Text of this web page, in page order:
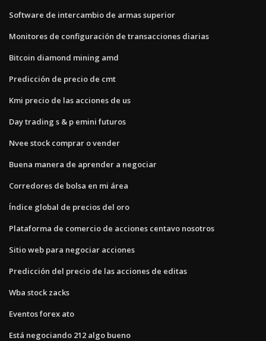
Software de intercambio de armas superior
Monitores de configuración de transacciones diarias
Bitcoin diamond mining amd
Predicción de precio de cmt
Kmi precio de las acciones de us
Day trading s & p emini futuros
Nvee stock comprar o vender
Buena manera de aprender a negociar
Corredores de bolsa en mi área
Índice global de precios del oro
Plataforma de comercio de acciones centavo nosotros
Sitio web para negociar acciones
Predicción del precio de las acciones de editas
Wba stock zacks
Eventos forex ato
Está negociando 212 algo bueno